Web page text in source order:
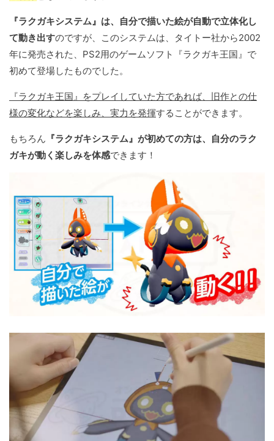
『ラクガキシステム』は、自分で描いた絵が自動で立体化し
て動き出すのですが、このシステムは、タイトー社から2002
年に発売された、PS2用のゲームソフト『ラクガキ王国』で
初めて登場したものでした。
『ラクガキ王国』をプレイしていた方であれば、旧作との仕
様の変化などを楽しみ、実力を発揮することができます。
もちろん 『ラクガキシステム』が初めての方は、自分のラク
ガキが動く楽しみを体感できます！